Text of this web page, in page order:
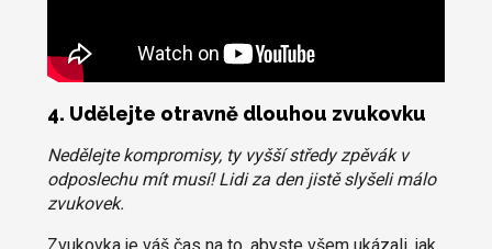
4. Udělejte otravně dlouhou zvukovku
Nedělejte kompromisy, ty vyšší středy zpěvák v
odposlechu mít musí! Lidi za den jistě slyšeli málo
zvukovek.